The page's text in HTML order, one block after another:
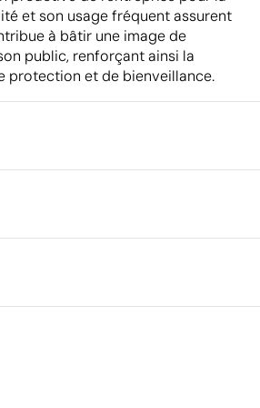
et son usage fréquent assurent
à bâtir une image de
public, renforçant ainsi la
protection et de bienveillance.